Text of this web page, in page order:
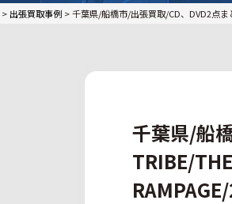
> 出張買取事例 >千葉県/船橋市/出張買取/CD、DVD2点ま
千葉県/船
TRIBE/